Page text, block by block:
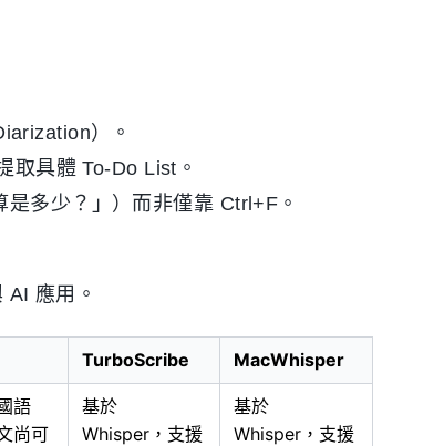
）。
取具體 To-Do List。
多少？」）而非僅靠 Ctrl+F。
應用。
TurboScribe MacWhisper
語
尚可
基於
Whisper，支援
基於
Whisper，支援